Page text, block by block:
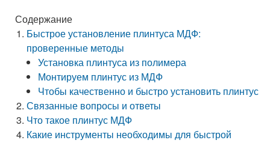
Содержание
Быстрое установление плинтуса МДФ:
проверенные методы
Установка плинтуса из полимера
Монтируем плинтус из МДФ
Чтобы качественно и быстро установить плинтус
Связанные вопросы и ответы
Что такое плинтус МДФ
Какие инструменты необходимы для быстрой